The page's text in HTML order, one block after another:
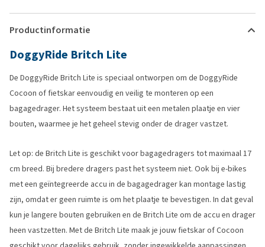
Productinformatie
DoggyRide Britch Lite
De DoggyRide Britch Lite is speciaal ontworpen om de DoggyRide
Cocoon of fietskar eenvoudig en veilig te monteren op een
bagagedrager. Het systeem bestaat uit een metalen plaatje en vier
bouten, waarmee je het geheel stevig onder de drager vastzet.
Let op: de Britch Lite is geschikt voor bagagedragers tot maximaal 17
cm breed. Bij bredere dragers past het systeem niet. Ook bij e-bikes
met een geïntegreerde accu in de bagagedrager kan montage lastig
zijn, omdat er geen ruimte is om het plaatje te bevestigen. In dat geval
kun je langere bouten gebruiken en de Britch Lite om de accu en drager
heen vastzetten. Met de Britch Lite maak je jouw fietskar of Cocoon